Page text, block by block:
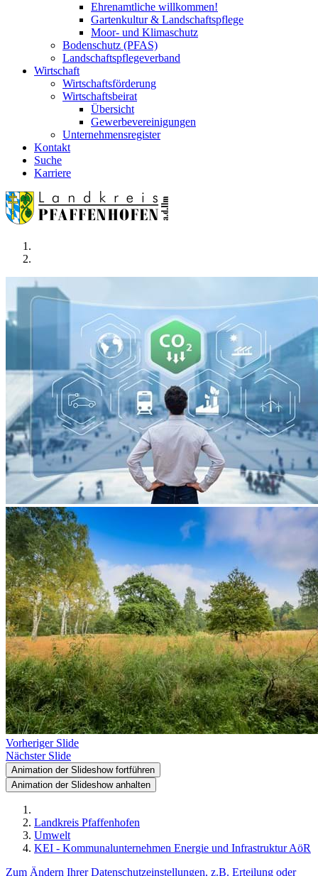
Ehrenamtliche willkommen!
Gartenkultur & Landschaftspflege
Moor- und Klimaschutz
Bodenschutz (PFAS)
Landschaftspflegeverband
Wirtschaft
Wirtschaftsförderung
Wirtschaftsbeirat
Übersicht
Gewerbevereinigungen
Unternehmensregister
Kontakt
Suche
Karriere
Vorheriger Slide
Nächster Slide
Animation der Slideshow fortführen
Animation der Slideshow anhalten
Landkreis Pfaffenhofen
Umwelt
KEI - Kommunalunternehmen Energie und Infrastruktur AöR
Zum Ändern Ihrer Datenschutzeinstellungen, z.B. Erteilung oder